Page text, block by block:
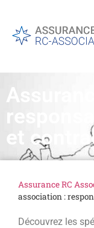
et
Assurance RC
association :
Découvrez les